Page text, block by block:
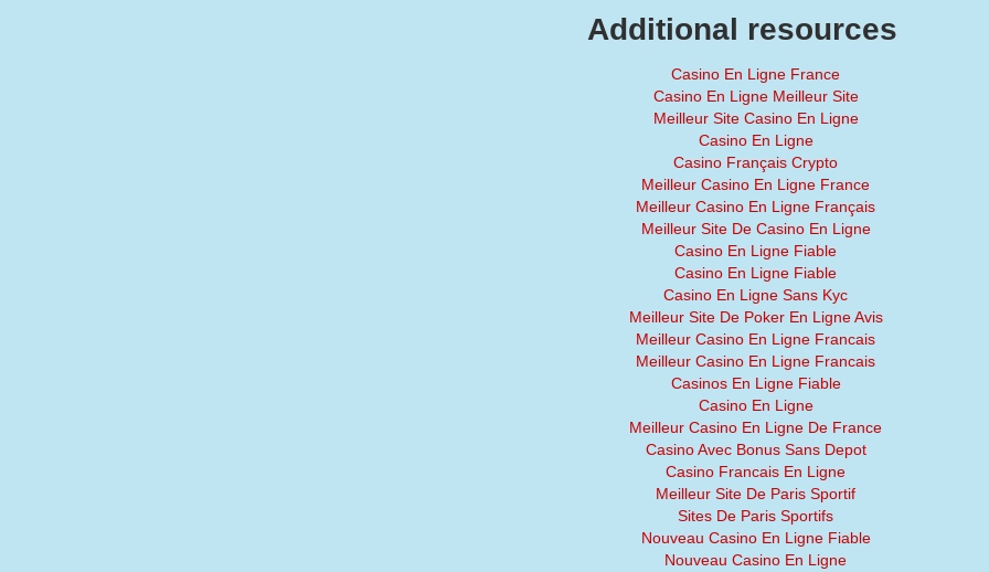
Additional resources
Casino En Ligne France
Casino En Ligne Meilleur Site
Meilleur Site Casino En Ligne
Casino En Ligne
Casino Français Crypto
Meilleur Casino En Ligne France
Meilleur Casino En Ligne Français
Meilleur Site De Casino En Ligne
Casino En Ligne Fiable
Casino En Ligne Fiable
Casino En Ligne Sans Kyc
Meilleur Site De Poker En Ligne Avis
Meilleur Casino En Ligne Francais
Meilleur Casino En Ligne Francais
Casinos En Ligne Fiable
Casino En Ligne
Meilleur Casino En Ligne De France
Casino Avec Bonus Sans Depot
Casino Francais En Ligne
Meilleur Site De Paris Sportif
Sites De Paris Sportifs
Nouveau Casino En Ligne Fiable
Nouveau Casino En Ligne